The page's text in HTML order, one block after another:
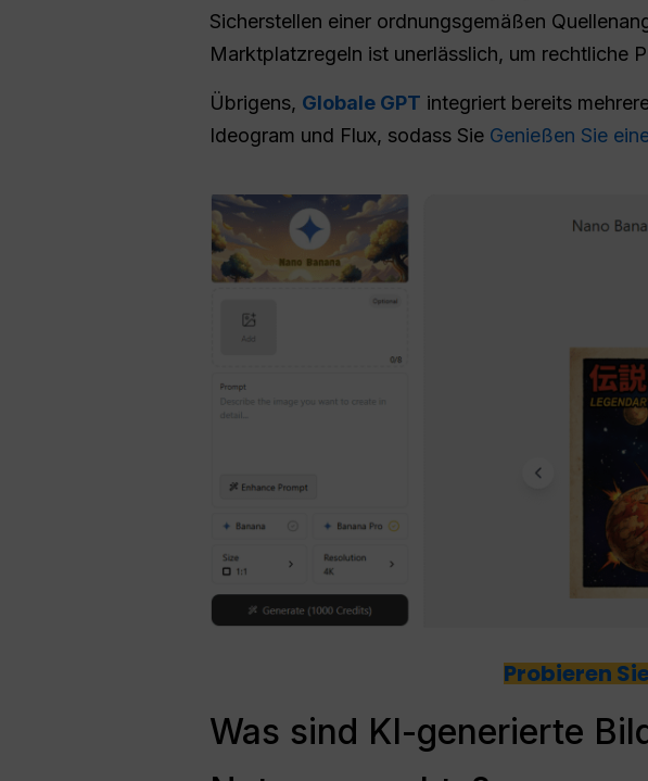
Sicherstellen einer ordnungsgemäßen
Marktplatzregeln ist unerlässlich, um rechtliche
Übrigens, Globale GPT integriert bereits
Ideogram und Flux, sodass Sie Genießen Sie
Probieren
Was sind KI-generierte